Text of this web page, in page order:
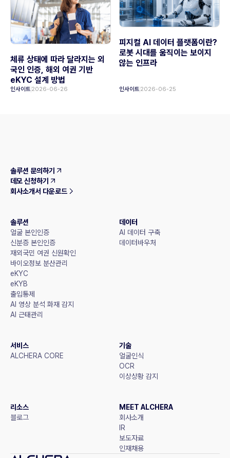
체류 상태에 따라 달라지는 외
국인 인증, 해외 여권 기반
eKYC 설계 방법
인사이트 2026-06-26
피지컬 AI 데이터 플랫폼이란?
로봇 시대를 움직이는 보이지
않는 인프라
인사이트 2026-06-25
솔루션 문의하기
데모 신청하기
회사소개서 다운로드
솔루션
얼굴 본인인증
신분증 본인인증
재외국민 여권 신원확인
바이오정보 분산관리
eKYC
eKYB
출입통제
AI 영상 분석 화재 감지
AI 근태관리
데이터
AI 데이터 구축
데이터바우처
서비스
ALCHERA CORE
기술
얼굴인식
OCR
이상상황 감지
리소스
블로그
MEET ALCHERA
회사소개
IR
보도자료
인재채용